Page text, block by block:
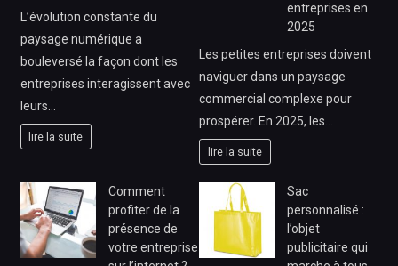
L’évolution constante du
paysage numérique a
bouleversé la façon dont les
entreprises interagissent avec
leurs…
lire la suite
entreprises en
2025
Les petites entreprises doivent
naviguer dans un paysage
commercial complexe pour
prospérer. En 2025, les…
lire la suite
Comment
profiter de la
présence de
votre entreprise
Sac
personnalisé :
l’objet
publicitaire qui